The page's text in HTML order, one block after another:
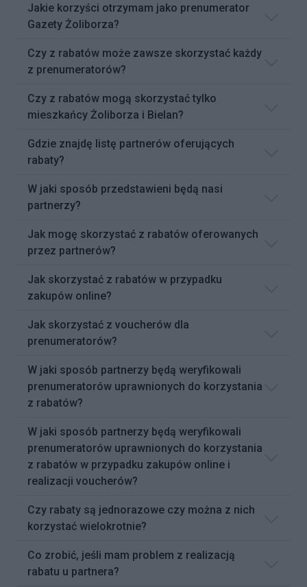
Jakie korzyści otrzymam jako prenumerator
Gazety Żoliborza?
Czy z rabatów może zawsze skorzystać każdy
z prenumeratorów?
Czy z rabatów mogą skorzystać tylko
mieszkańcy Żoliborza i Bielan?
Gdzie znajdę listę partnerów oferujących
rabaty?
W jaki sposób przedstawieni będą nasi
partnerzy?
Jak mogę skorzystać z rabatów oferowanych
przez partnerów?
Jak skorzystać z rabatów w przypadku
zakupów online?
Jak skorzystać z voucherów dla
prenumeratorów?
W jaki sposób partnerzy będą weryfikowali
prenumeratorów uprawnionych do korzystania
z rabatów?
W jaki sposób partnerzy będą weryfikowali
prenumeratorów uprawnionych do korzystania
z rabatów w przypadku zakupów online i
realizacji voucherów?
Czy rabaty są jednorazowe czy można z nich
korzystać wielokrotnie?
Co zrobić, jeśli mam problem z realizacją
rabatu u partnera?